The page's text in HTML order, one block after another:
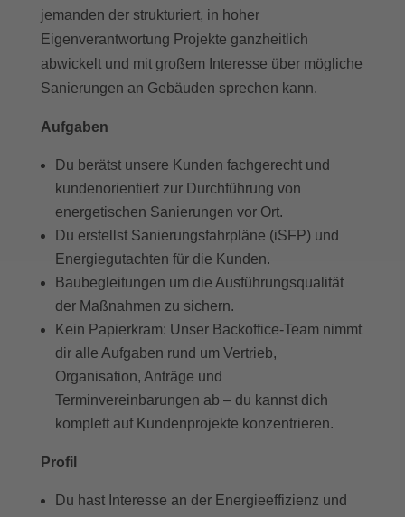
jemanden der strukturiert, in hoher
Eigenverantwortung Projekte ganzheitlich
abwickelt und mit großem Interesse über mögliche
Sanierungen an Gebäuden sprechen kann.
Aufgaben
Du berätst unsere Kunden fachgerecht und
kundenorientiert zur Durchführung von
energetischen Sanierungen vor Ort.
Du erstellst Sanierungsfahrpläne (iSFP) und
Energiegutachten für die Kunden.
Baubegleitungen um die Ausführungsqualität
der Maßnahmen zu sichern.
Kein Papierkram: Unser Backoffice-Team nimmt
dir alle Aufgaben rund um Vertrieb,
Organisation, Anträge und
Terminvereinbarungen ab – du kannst dich
komplett auf Kundenprojekte konzentrieren.
Profil
Du hast Interesse an der Energieeffizienz und